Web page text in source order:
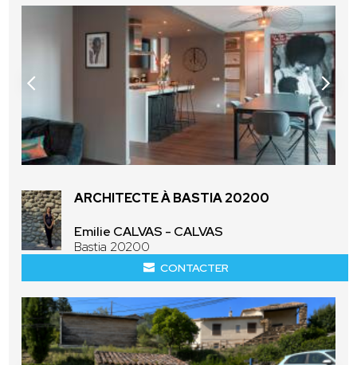
ARCHITECTE À BASTIA 20200
Emilie CALVAS - CALVAS
Bastia 20200
CONTACTER